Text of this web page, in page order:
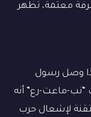
معتمة، تظهر
وصل رسول
“نب-ماعت-رع” أنه
لإشعال حرب